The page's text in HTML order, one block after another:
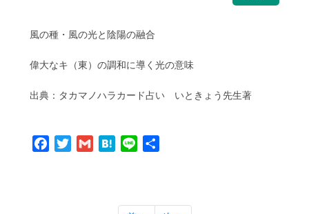
風の種・風の光と陰陽の融合
偉大なキ（東）の調和に導く光の意味
出典：タカマノハラカード占い いときょう先生著
Facebook
TwitterGmail Hatena
Line